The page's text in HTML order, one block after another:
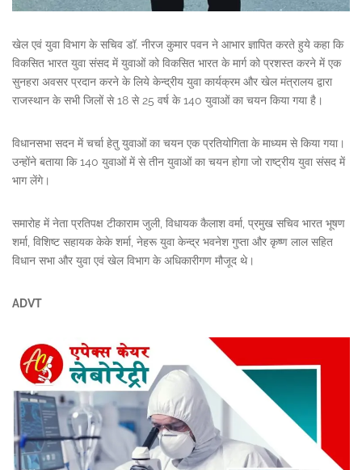
खेल एवं युवा विभाग के सचिव डॉ. नीरज कुमार पवन ने आभार ज्ञापित करते हुये कहा कि
विकसित भारत युवा संसद में युवाओं को विकसित भारत के मार्ग को प्रशस्त करने में एक
सुनहरा अवसर प्रदान करने के लिये केन्द्रीय युवा कार्यक्रम और खेल मंत्रालय द्वारा
राजस्थान के सभी जिलों से 18 से 25 वर्ष के 140 युवाओं का चयन किया गया है।
विधानसभा सदन में चर्चा हेतु युवाओं का चयन एक प्रतियोगिता के माध्यम से किया गया।
उन्होंने बताया कि 140 युवाओं में से तीन युवाओं का चयन होगा जो राष्ट्रीय युवा संसद में
भाग लेंगे।
समारोह में नेता प्रतिपक्ष टीकाराम जुली, विधायक कैलाश वर्मा, प्रमुख सचिव भारत भूषण
शर्मा, विशिष्ट सहायक केके शर्मा, नेहरू युवा केन्द्र भवनेश गुप्ता और कृष्ण लाल सहित
विधान सभा और युवा एवं खेल विभाग के अधिकारीगण मौजूद थे।
ADVT